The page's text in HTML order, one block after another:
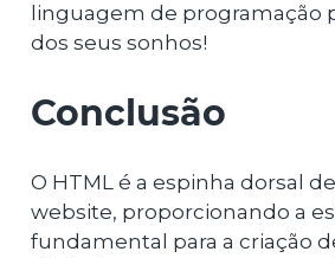
linguagem de programação
dos seus sonhos!
Conclusão
O HTML é a espinha dorsal
website, proporcionando a
fundamental para a criação